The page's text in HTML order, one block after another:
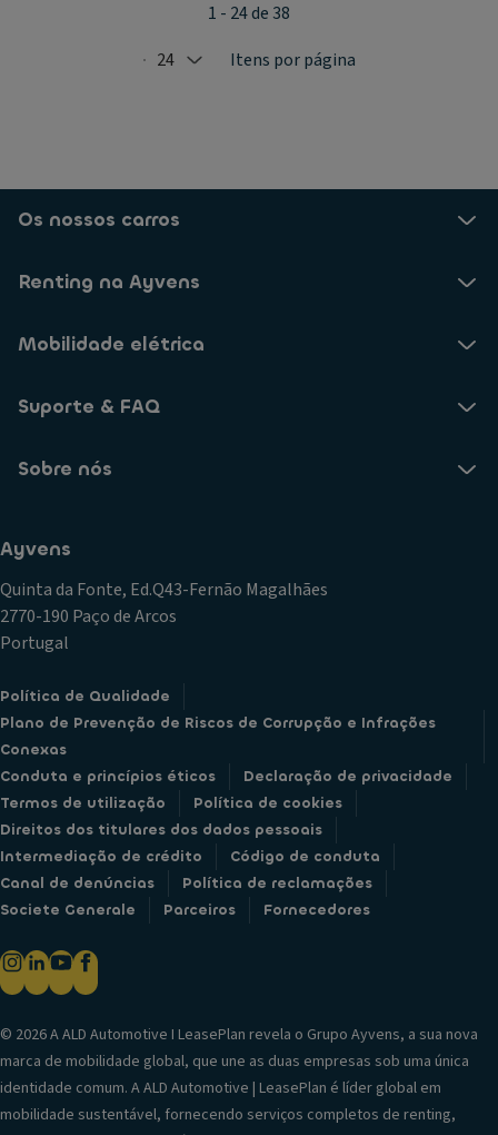
Selected: 24
24 Itens por página
1 - 24 de 38
Os nossos carros
Renting na Ayvens
Mobilidade elétrica
Suporte & FAQ
Sobre nós
Ayvens
Quinta da Fonte, Ed.Q43-Fernão Magalhães
2770-190 Paço de Arcos
Portugal
Política de Qualidade
Plano de Prevenção de Riscos de Corrupção e Infrações
Conexas
Conduta e princípios éticos
Declaração de privacidade
Termos de utilização
Política de cookies
Direitos dos titulares dos dados pessoais
Intermediação de crédito
Código de conduta
Canal de denúncias
Política de reclamações
Societe Generale
Parceiros Fornecedores
© 2026 A ALD Automotive I LeasePlan revela o Grupo Ayvens, a sua nova
marca de mobilidade global, que une as duas empresas sob uma única
identidade comum. A ALD Automotive | LeasePlan é líder global em
mobilidade sustentável, fornecendo serviços completos de renting,